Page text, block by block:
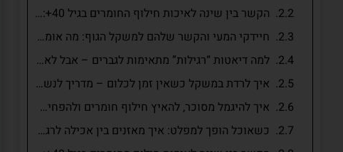
הקשר בין שינה לאיכות חילוף החומרים בגיל 40+: למה לישון זה לא מותרות אלא משימה מטבולית חשובה
חיידקי המעי והקשר שלהם למשקל הגוף: מה אומר המדע?
למה דיאטות “רגילות” מתאימות לגברים – אבל לא לנשים?
איך לרדת במשקל כשאין זמן לכלום – מדריך לנשים עסוקות בגיל 40+
איך להיגמל מסוכר, להאיץ חילוף חומרים ולהפחית שומן בטני אחרי גיל 40
כשאוכל הופך למפלט: איך מאזנים בין אכילה לרגשות?